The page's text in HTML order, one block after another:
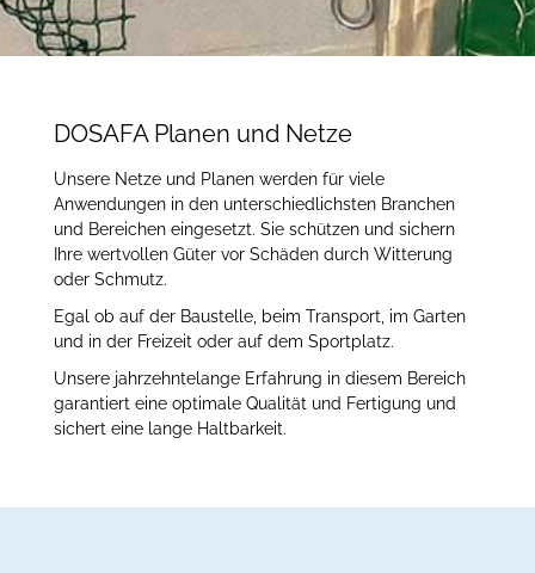
DOSAFA Planen und Netze
Unsere Netze und Planen werden für viele
Anwendungen in den unterschiedlichsten Branchen
und Bereichen eingesetzt. Sie schützen und sichern
Ihre wertvollen Güter vor Schäden durch Witterung
oder Schmutz.
Egal ob auf der Baustelle, beim Transport, im Garten
und in der Freizeit oder auf dem Sportplatz.
Unsere jahrzehntelange Erfahrung in diesem Bereich
garantiert eine optimale Qualität und Fertigung und
sichert eine lange Haltbarkeit.